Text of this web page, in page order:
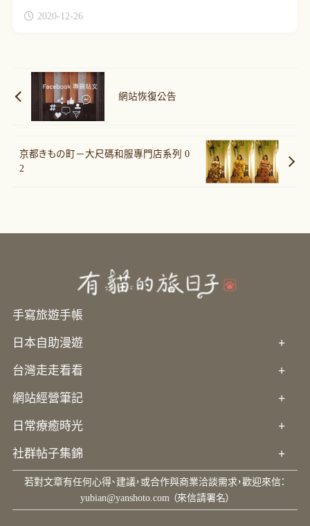
2020-12-26
網站恢復公告
京都きもの町－大尺碼和服專門店系列 0
2
手寫旅遊手帳
+
日本自助漫遊
+
台灣走走看看
+
網站經營筆記
+
日常療癒時光
+
社群帖子集錦
若對文章有任何心得、建議，或合作與商業洽談需求，歡迎來信：
yubian@yanshoto.com （來信請署名）